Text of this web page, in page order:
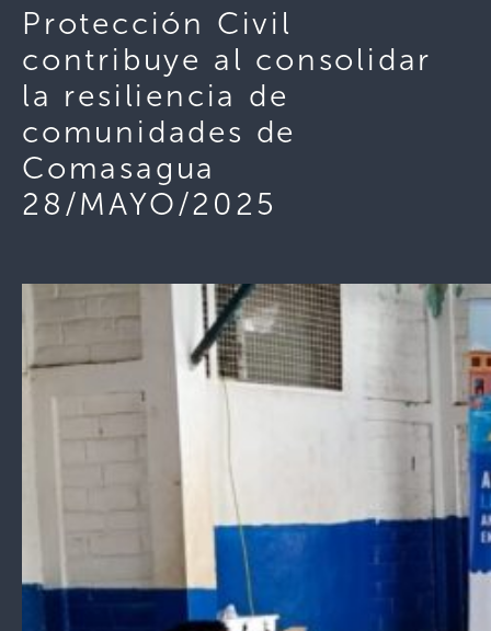
Protección Civil
contribuye al consolidar
la resiliencia de
comunidades de
Comasagua
28/MAYO/2025